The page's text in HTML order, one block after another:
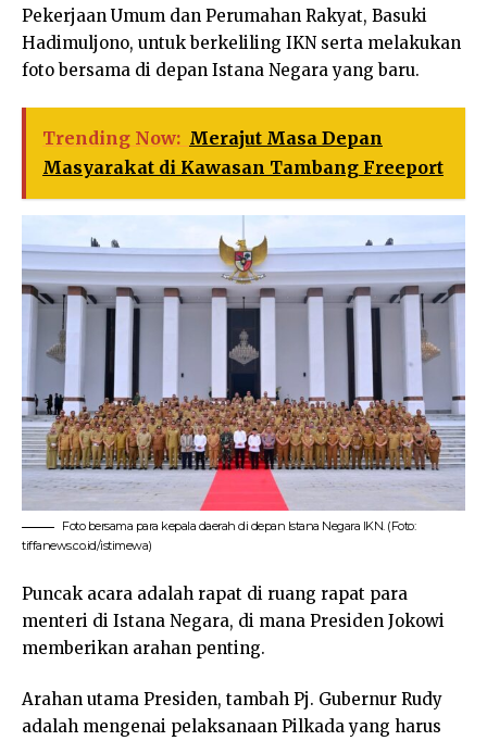
Pekerjaan Umum dan Perumahan Rakyat, Basuki
Hadimuljono, untuk berkeliling IKN serta melakukan
foto bersama di depan Istana Negara yang baru.
Trending Now: Merajut Masa Depan
Masyarakat di Kawasan Tambang Freeport
Foto bersama para kepala daerah di depan Istana Negara IKN. (Foto:
tiffanews.co.id/istimewa)
Puncak acara adalah rapat di ruang rapat para
menteri di Istana Negara, di mana Presiden Jokowi
memberikan arahan penting.
Arahan utama Presiden, tambah Pj. Gubernur Rudy
adalah mengenai pelaksanaan Pilkada yang harus